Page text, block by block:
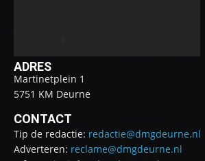
ADRES
Martinetplein 1
5751 KM Deurne
CONTACT
Tip de redactie: redactie@dmgdeurne.nl
Adverteren: reclame@dmgdeurne.nl